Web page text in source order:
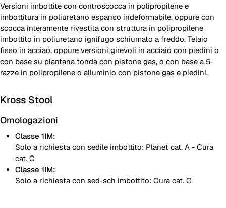
Versioni imbottite con controscocca in polipropilene e
imbottitura in poliuretano espanso indeformabile, oppure con
scocca interamente rivestita con struttura in polipropilene
imbottito in poliuretano ignifugo schiumato a freddo. Telaio
fisso in acciao, oppure versioni girevoli in acciaio con piedini o
con base su piantana tonda con pistone gas, o con base a 5-
razze in polipropilene o alluminio con pistone gas e piedini.
Kross Stool
Omologazioni
Classe 1IM:
Solo a richiesta con sedile imbottito: Planet cat. A - Cura
cat. C
Classe 1IM:
Solo a richiesta con sed-sch imbottito: Cura cat. C